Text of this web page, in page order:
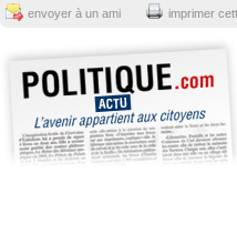
envoyer à un ami imprimer